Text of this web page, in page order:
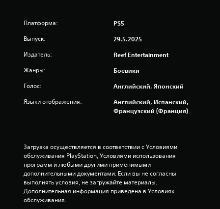
и
и
3
Платформа: PS5
Выпуск: 29.5.2025
Издатель: Reef Entertainment
Жанры: Боевики
Голос: Английский, Японский
Языки отображения:
Английский, Испанский,
Французский (Франция)
Загрузка осуществляется в соответствии с Условиями
обслуживания PlayStation, Условиями использования
программ и любыми другими применимыми
дополнительными документами. Если вы не согласны
выполнять условия, не загружайте материалы.
Дополнительная информация приведена в Условиях
обслуживания.